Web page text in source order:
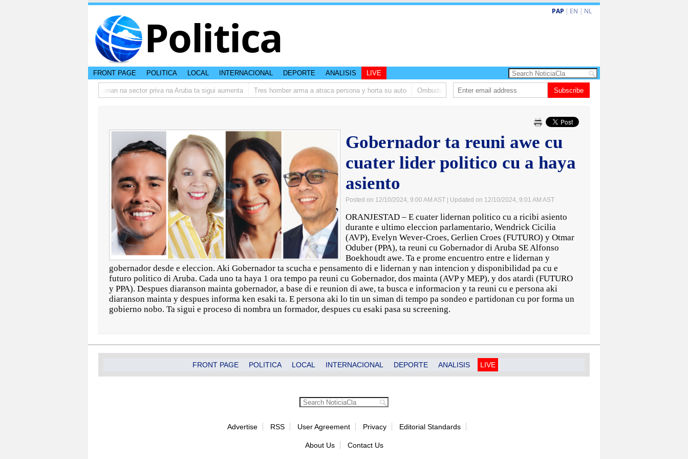
Politica PAP | EN | NL
FRONT PAGE POLITICA LOCAL INTERNACIONAL DEPORTE ANALISIS LIVE
Prestamonan na sector priva na Aruba ta sigui aumenta Tres homber arma a atraca persona y horta su auto Ombudsman ta bishita barionan pa atende kehonan di ciudadano
Subscribe
Gobernador ta reuni awe cu
cuater lider politico cu a haya
asiento
Posted on 12/10/2024, 9:00 AM AST | Updated on 12/10/2024, 9:01 AM AST
ORANJESTAD – E cuater lidernan politico cu a ricibi asiento
durante e ultimo eleccion parlamentario, Wendrick Cicilia
(AVP), Evelyn Wever-Croes, Gerlien Croes (FUTURO) y Otmar
Oduber (PPA), ta reuni cu Gobernador di Aruba SE Alfonso
Boekhoudt awe. Ta e prome encuentro entre e lidernan y
gobernador desde e eleccion. Aki Gobernador ta scucha e pensamento di e lidernan y nan intencion y disponibilidad pa cu e
futuro politico di Aruba. Cada uno ta haya 1 ora tempo pa reuni cu Gobernador, dos mainta (AVP y MEP), y dos atardi (FUTURO
y PPA). Despues diaranson mainta gobernador, a base di e reunion di awe, ta busca e informacion y ta reuni cu e persona aki
diaranson mainta y despues informa ken esaki ta. E persona aki lo tin un siman di tempo pa sondeo e partidonan cu por forma un
gobierno nobo. Ta sigui e proceso di nombra un formador, despues cu esaki pasa su screening.
FRONT PAGE POLITICA LOCAL INTERNACIONAL DEPORTE ANALISIS LIVE
Advertise RSS User Agreement Privacy Editorial Standards
About Us Contact Us